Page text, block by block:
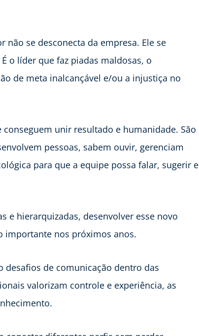
não se desconecta da empresa. Ele se
o líder que faz piadas maldosas, o
de meta inalcançável e/ou a injustiça no
unir resultado e humanidade. São
pessoas, sabem ouvir, gerenciam
para que a equipe possa falar, sugerir e
e hierarquizadas, desenvolver esse novo
importante nos próximos anos.
de comunicação dentro das
valorizam controle e experiência, as